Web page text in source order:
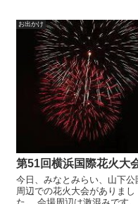
お出かけ
第51回横浜国際花火大
今日、みなとみらい、山下公
周辺での花火大会がありまし